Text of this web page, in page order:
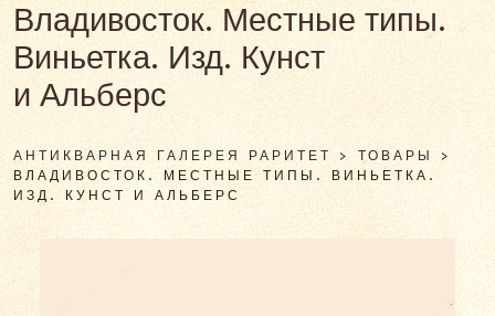
Владивосток. Местные типы.
Виньетка. Изд. Кунст
и Альберс
АНТИКВАРНАЯ ГАЛЕРЕЯ РАРИТЕТ >ТОВАРЫ >
ВЛАДИВОСТОК. МЕСТНЫЕ ТИПЫ. ВИНЬЕТКА.
ИЗД. КУНСТ И АЛЬБЕРС